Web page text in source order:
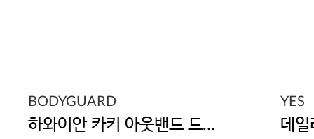
BODYGUARD
하와이안 카키 아웃밴드 드로즈
YES